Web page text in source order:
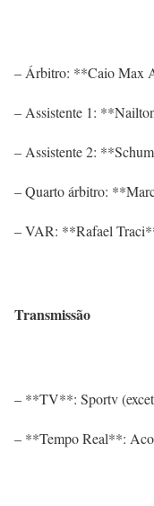
– Árbitro: **Caio Max
– Assistente 1:
– Assistente 2:
– Quarto árbitro:
– VAR: **Rafael
Transmissão
– **TV**: Sportv
– **Tempo Real**: